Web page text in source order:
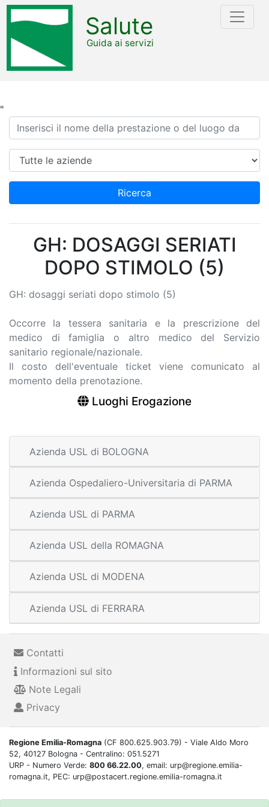
"
Salute
Guida ai servizi
Ricerca
Azienda
Ricerca
GH: DOSAGGI SERIATI
DOPO STIMOLO (5)
GH: dosaggi seriati dopo stimolo (5)
Occorre la tessera sanitaria e la prescrizione del
medico di famiglia o altro medico del Servizio
sanitario regionale/nazionale.
Il costo dell'eventuale ticket viene comunicato al
momento della prenotazione.
Luoghi Erogazione
Azienda USL di BOLOGNA
Azienda Ospedaliero-Universitaria di PARMA
Azienda USL di PARMA
Azienda USL della ROMAGNA
Azienda USL di MODENA
Azienda USL di FERRARA
Contatti
Informazioni sul sito
Note Legali
Privacy
Regione Emilia-Romagna (CF 800.625.903.79) - Viale Aldo Moro
52, 40127 Bologna - Centralino: 051.5271
URP - Numero Verde: 800 66.22.00, email: urp@regione.emilia-
romagna.it, PEC: urp@postacert.regione.emilia-romagna.it